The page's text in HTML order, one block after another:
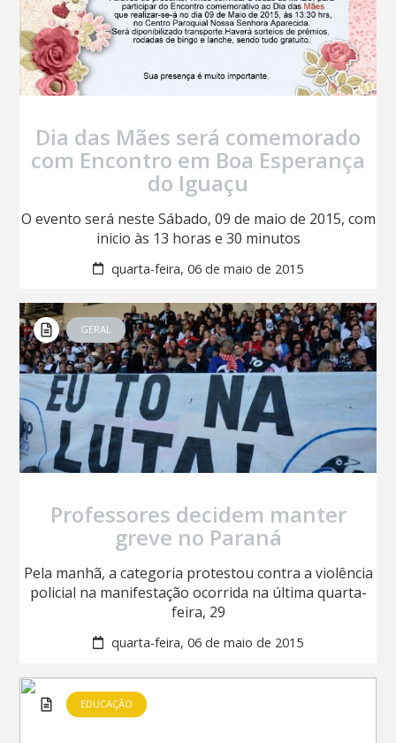
Dia das Mães será comemorado
com Encontro em Boa Esperança
do Iguaçu
O evento será neste Sábado, 09 de maio de 2015, com
inicio às 13 horas e 30 minutos
quarta-feira, 06 de maio de 2015
GERAL
Professores decidem manter
greve no Paraná
Pela manhã, a categoria protestou contra a violência
policial na manifestação ocorrida na última quarta-
feira, 29
quarta-feira, 06 de maio de 2015
EDUCAÇÃO